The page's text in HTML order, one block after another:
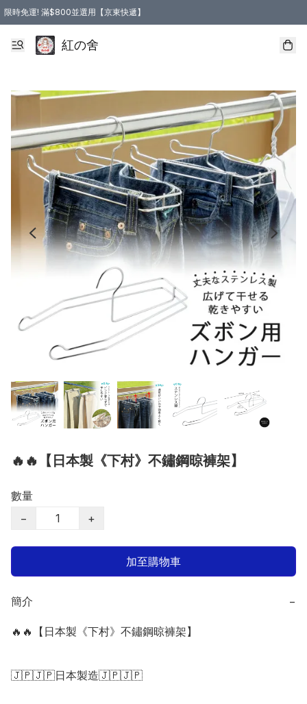
限時免運! 滿$800並選用【京東快遞】
紅の舍
🔥🔥【日本製《下村》不鏽鋼晾褲架】
數量
−
+
加至購物車
簡介 −
🔥🔥【日本製《下村》不鏽鋼晾褲架】
🇯🇵🇯🇵日本製造🇯🇵🇯🇵